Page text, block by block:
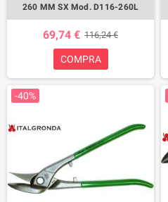
260 MM SX Mod. D116-260L
69,74 € 116,24 €
COMPRA
-40%